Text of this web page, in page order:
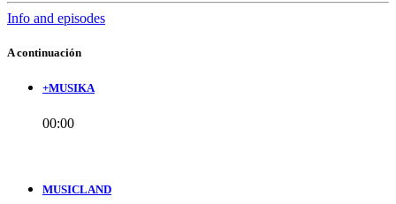
Info and episodes
A continuación
+MUSIKA
00:00
MUSICLAND